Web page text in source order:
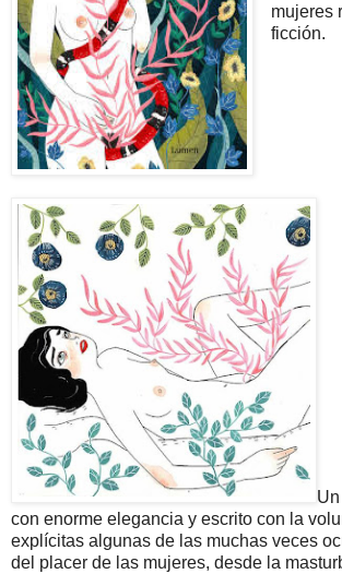
mujeres
ficción.
con enorme elegancia y escrito con la
explícitas algunas de las muchas veces
del placer de las mujeres, desde la